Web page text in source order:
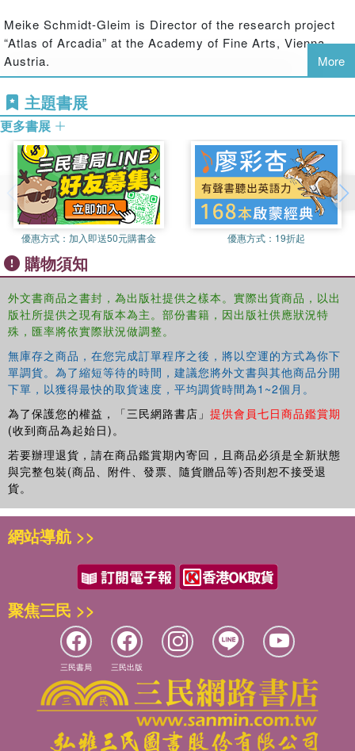
Meike Schmidt-Gleim is Director of the research project
“Atlas of Arcadia” at the Academy of Fine Arts, Vienna,
Austria.
More
主題書展
更多書展
優惠方式： 加入即送50元購書金 優惠方式： 19折起
購物須知
外文書商品之書封，為出版社提供之樣本。實際出貨商品，以出
版社所提供之現有版本為主。部份書籍，因出版社供應狀況特
殊，匯率將依實際狀況做調整。
無庫存之商品，在您完成訂單程序之後，將以空運的方式為你下
單調貨。為了縮短等待的時間，建議您將外文書與其他商品分開
下單，以獲得最快的取貨速度，平均調貨時間為1~2個月。
為了保護您的權益，「三民網路書店」 提供會員七日商品鑑賞期
(收到商品為起始日)。
若要辦理退貨，請在商品鑑賞期內寄回，且商品必須是全新狀態
與完整包裝(商品、附件、發票、隨貨贈品等)否則恕不接受退
貨。
網站導航 >>
聚焦三民 >>
三民書局 三民出版